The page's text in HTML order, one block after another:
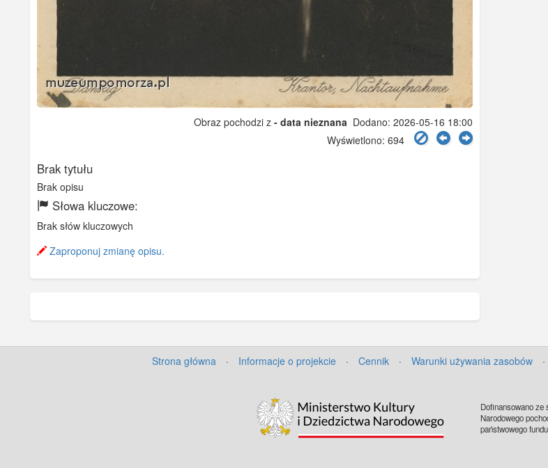
Obraz pochodzi z - data nieznana Dodano: 2026-05-16 18:00
Wyświetlono: 694
Brak tytułu
Brak opisu
Słowa kluczowe:
Brak słów kluczowych
Zaproponuj zmianę opisu.
Strona główna · Informacje o projekcie · Cennik · Warunki używania zasobów ·
Dofinansowano
Narodowego
państwowego